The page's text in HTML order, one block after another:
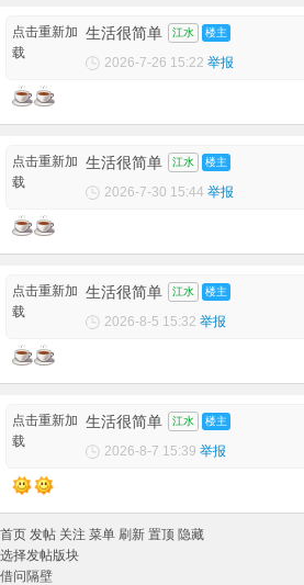
点击重新加
载
生活很简单 江水 楼主
2026-7-26 15:22 举报
点击重新加
载
生活很简单 江水 楼主
2026-7-30 15:44 举报
点击重新加
载
生活很简单 江水 楼主
2026-8-5 15:32 举报
点击重新加
载
生活很简单 江水 楼主
2026-8-7 15:39 举报
首页 发帖 关注 菜单 刷新 置顶 隐藏
选择发帖版块
借问隔壁